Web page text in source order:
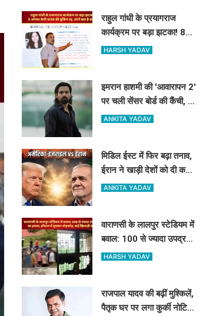
राहुल गांधी के प्रयागराज
कार्यक्रम पर बड़ा झटका! 8
अगस्त केपी ग्राउंड की बुकिंग
HARSH YADAV
इमरान हाशमी की 'आवारापन 2'
पर चली सेंसर बोर्ड की कैंची, कई
सीन्स में बदलाव के बाद मिली
ANKITA YADAV
मिडिल ईस्ट में फिर बढ़ा तनाव,
ईरान ने खाड़ी देशों को दी कड़ी
चेतावनी, कहा- अमेरिका ने
ANKITA YADAV
वाराणसी के लालपुर स्टेडियम में
बवाल: 100 से ज्यादा उपद्रवियों
का हमला, हॉस्टल में घुसकर
HARSH YADAV
राजपाल यादव की बढ़ीं मुश्किलें,
पैतृक घर पर लगा कुर्की नोटिस;